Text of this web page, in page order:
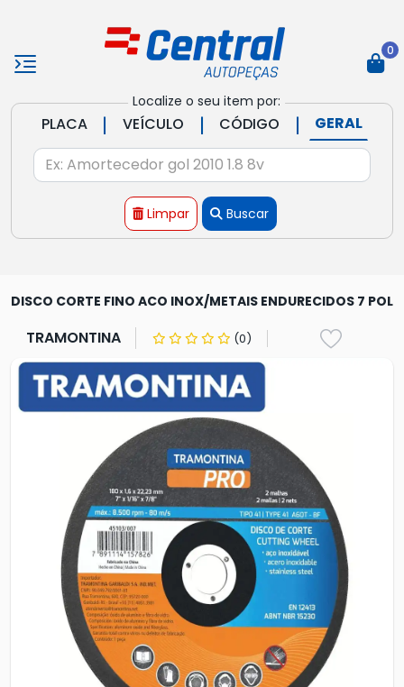
Localize o seu item por:
PLACA | VEÍCULO | CÓDIGO | GERAL
Limpar Buscar
0
DISCO CORTE FINO ACO INOX/METAIS ENDURECIDOS 7 POL
TRAMONTINA (0)